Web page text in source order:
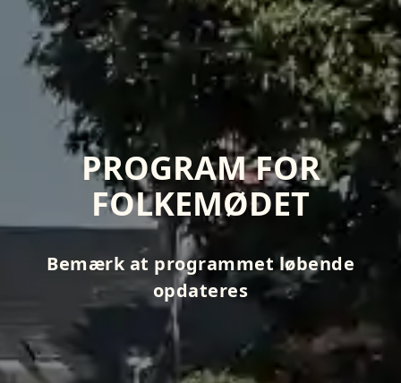
PROGRAM FOR
FOLKEMØDET
Bemærk at programmet løbende
opdateres